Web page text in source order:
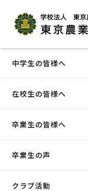
中学生の皆様へ
在校生の皆様へ
卒業生の皆様へ
卒業生の声
クラブ活動